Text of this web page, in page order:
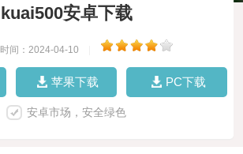
kuai500安卓下载
时间：2024-04-10
苹果下载 PC下载
安卓市场，安全绿色